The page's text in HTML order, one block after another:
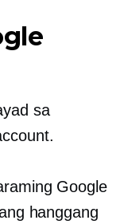
sa
Google
hanggang